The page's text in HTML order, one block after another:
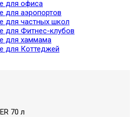
для офиса
для аэропортов
для частных школ
для Фитнес-клубов
для хаммама
для Коттеджей
70 л